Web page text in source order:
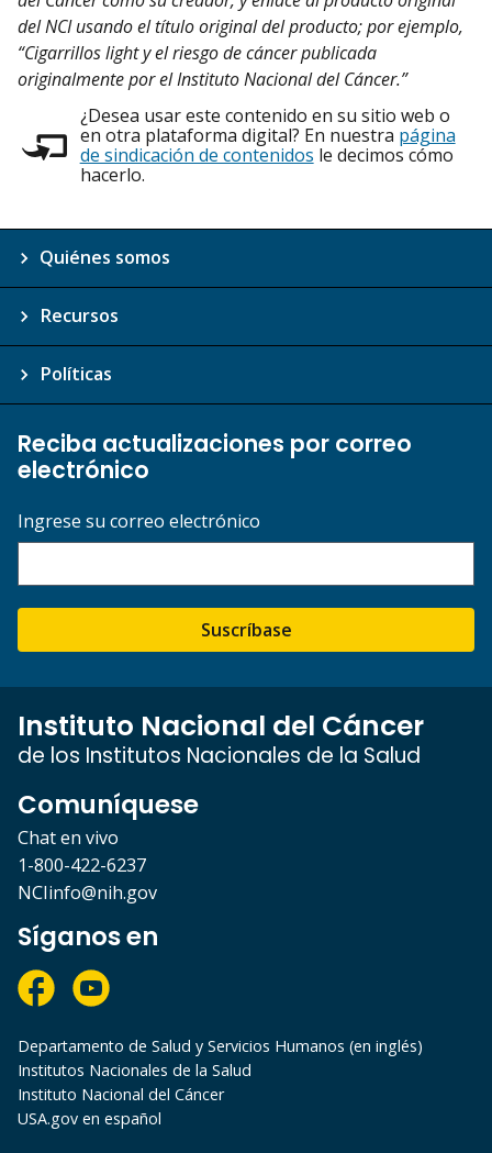
del NCI usando el título original del producto; por ejemplo,
“Cigarrillos light y el riesgo de cáncer publicada
originalmente por el Instituto Nacional del Cáncer.”
¿Desea usar este contenido en su sitio web o
en otra plataforma digital? En nuestra página
de sindicación de contenidos le decimos cómo
hacerlo.
Quiénes somos
Recursos
Políticas
Reciba actualizaciones por correo
electrónico
Ingrese su correo electrónico
Suscríbase
Instituto Nacional del Cáncer
de los Institutos Nacionales de la Salud
Comuníquese
Chat en vivo
1-800-422-6237
NCIinfo@nih.gov
Síganos en
Departamento de Salud y Servicios Humanos (en inglés)
Institutos Nacionales de la Salud
Instituto Nacional del Cáncer
USA.gov en español